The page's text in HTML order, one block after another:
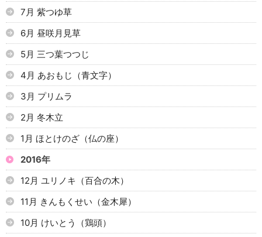
7月 紫つゆ草
6月 昼咲月見草
5月 三つ葉つつじ
4月 あおもじ（青文字）
3月 プリムラ
2月 冬木立
1月 ほとけのざ（仏の座）
2016年
12月 ユリノキ（百合の木）
11月 きんもくせい（金木犀）
10月 けいとう（鶏頭）